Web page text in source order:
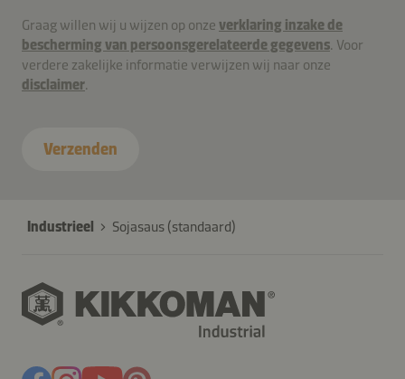
Graag willen wij u wijzen op onze verklaring inzake de
bescherming van persoonsgerelateerde gegevens. Voor
verdere zakelijke informatie verwijzen wij naar onze
disclaimer.
Verzenden
Industrieel Sojasaus (standaard)